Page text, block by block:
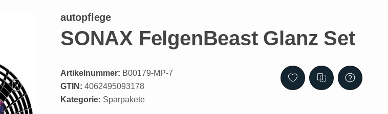
autopflege
SONAX FelgenBeast Glanz Set
Artikelnummer: B00179-MP-7
GTIN: 4062495093178
Kategorie: Sparpakete